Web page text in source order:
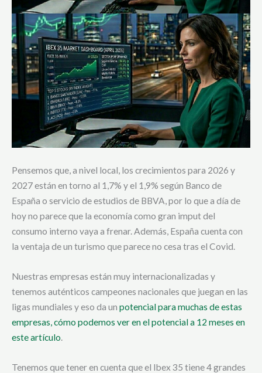
Pensemos que, a nivel local, los crecimientos para 2026 y
2027 están en torno al 1,7% y el 1,9% según Banco de
España o servicio de estudios de BBVA, por lo que a día de
hoy no parece que la economía como gran imput del
consumo interno vaya a frenar. Además, España cuenta con
la ventaja de un turismo que parece no cesa tras el Covid.
Nuestras empresas están muy internacionalizadas y
tenemos auténticos campeones nacionales que juegan en las
ligas mundiales y eso da un potencial para muchas de estas
empresas, cómo podemos ver en el potencial a 12 meses en
este artículo.
Tenemos que tener en cuenta que el Ibex 35 tiene 4 grandes